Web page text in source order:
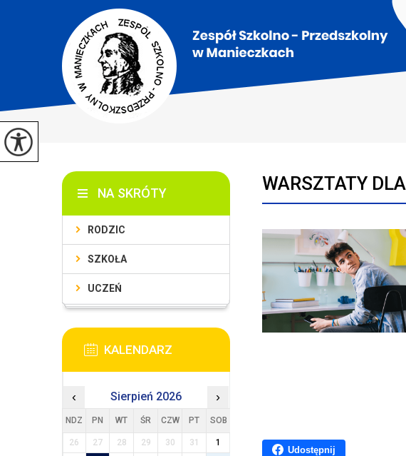
WARSZTATY
Udostępnij
NA SKRÓTY
RODZIC
SZKOŁA
UCZEŃ
KALENDARZ
‹ Sierpień 2026 ›
NDZ PN WT ŚR CZW PT SOB
26 27 28 29 30 31
1